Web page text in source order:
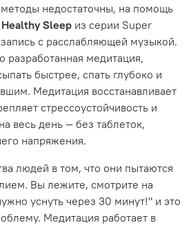
недостаточны, на помощь
Sleep из серии Super
с расслабляющей музыкой.
разработанная медитация,
быстрее, спать глубоко и
Медитация восстанавливает
стрессоустойчивость и
весь день — без таблеток,
напряжения.
людей в том, что они пытаются
Вы лежите, смотрите на
уснуть через 30 минут!" и это
Медитация работает в